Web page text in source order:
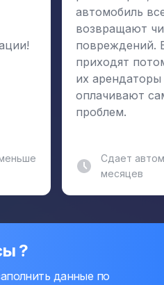
автомобиль
возвращают
повреждений.
приходят
их арендаторы
оплачивают
проблем.
Сдает
месяцев
?
данные по